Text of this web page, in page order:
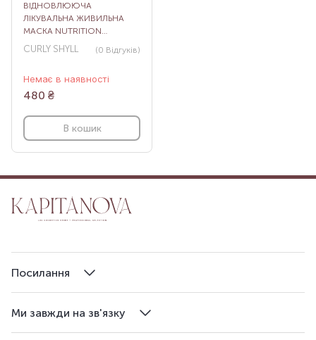
ВІДНОВЛЮЮЧА
ЛІКУВАЛЬНА ЖИВИЛЬНА
МАСКА NUTRITION
SUPPORT TREATMENT, 30
CURLY SHYLL (0 Відгуків)
Немає в наявності
480 ₴
В кошик
Ми завжди на зв'язку
Посилання